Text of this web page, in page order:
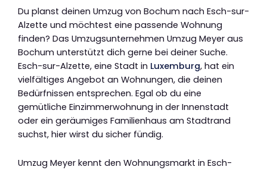
Du planst deinen Umzug von Bochum nach Esch-sur-
Alzette und möchtest eine passende Wohnung
finden? Das Umzugsunternehmen Umzug Meyer aus
Bochum unterstützt dich gerne bei deiner Suche.
Esch-sur-Alzette, eine Stadt in Luxemburg, hat ein
vielfältiges Angebot an Wohnungen, die deinen
Bedürfnissen entsprechen. Egal ob du eine
gemütliche Einzimmerwohnung in der Innenstadt
oder ein geräumiges Familienhaus am Stadtrand
suchst, hier wirst du sicher fündig.
Umzug Meyer kennt den Wohnungsmarkt in Esch-